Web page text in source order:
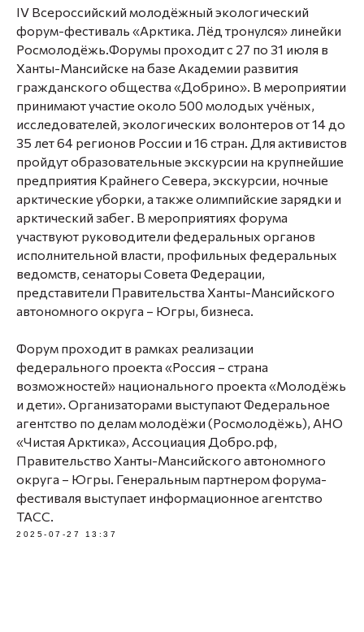
IV Всероссийский молодёжный экологический
форум-фестиваль «Арктика. Лёд тронулся» линейки
Росмолодёжь.Форумы проходит с 27 по 31 июля в
Ханты-Мансийске на базе Академии развития
гражданского общества «Добрино». В мероприятии
принимают участие около 500 молодых учёных,
исследователей, экологических волонтеров от 14 до
35 лет 64 регионов России и 16 стран. Для активистов
пройдут образовательные экскурсии на крупнейшие
предприятия Крайнего Севера, экскурсии, ночные
арктические уборки, а также олимпийские зарядки и
арктический забег. В мероприятиях форума
участвуют руководители федеральных органов
исполнительной власти, профильных федеральных
ведомств, сенаторы Совета Федерации,
представители Правительства Ханты-Мансийского
автономного округа – Югры, бизнеса.
Форум проходит в рамках реализации
федерального проекта «Россия – страна
возможностей» национального проекта «Молодёжь
и дети». Организаторами выступают Федеральное
агентство по делам молодёжи (Росмолодёжь), АНО
«Чистая Арктика», Ассоциация Добро.рф,
Правительство Ханты-Мансийского автономного
округа – Югры. Генеральным партнером форума-
фестиваля выступает информационное агентство
ТАСС.
2025-07-27 13:37